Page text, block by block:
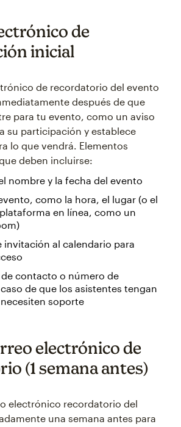
de
inicial
de recordatorio del evento
después de que
para tu evento, como un aviso
su participación y establece
lo que vendrá. Elementos
deben incluirse:
nombre y la fecha del evento
como la hora, el lugar (o el
en línea, como un
invitación al calendario para
contacto o número de
de que los asistentes tengan
soporte
electrónico de
(1 semana antes)
electrónico recordatorio del
una semana antes para